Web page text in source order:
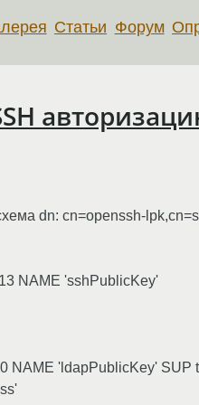
Статьи Форум
dn: cn=openssh-
NAME 'sshPublicKey'
NAME 'ldapPublicKey' SUP